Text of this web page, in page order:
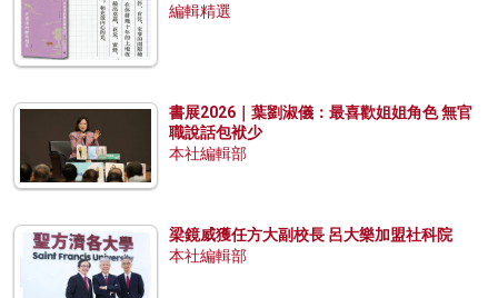
編輯精選
書展2026｜葉劉淑儀：最喜歡姐姐角色 無官
職說話包袱少
本社編輯部
梁鏡威獲任方大副校長 呂大樂加盟社科院
本社編輯部